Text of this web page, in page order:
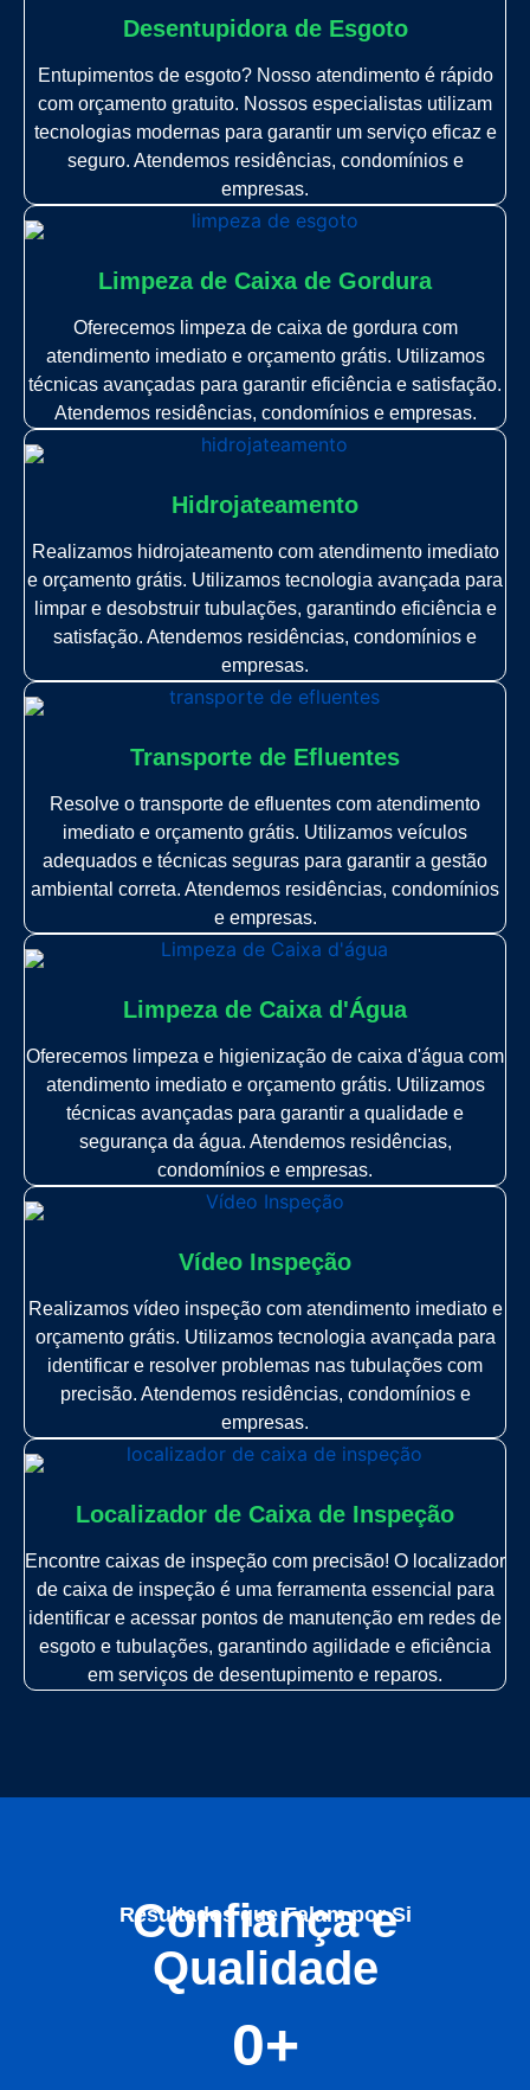
Desentupidora de Esgoto
Entupimentos de esgoto? Nosso atendimento é rápido
com orçamento gratuito. Nossos especialistas utilizam
tecnologias modernas para garantir um serviço eficaz e
seguro. Atendemos residências, condomínios e
empresas.
Limpeza de Caixa de Gordura
Oferecemos limpeza de caixa de gordura com
atendimento imediato e orçamento grátis. Utilizamos
técnicas avançadas para garantir eficiência e satisfação.
Atendemos residências, condomínios e empresas.
Hidrojateamento
Realizamos hidrojateamento com atendimento imediato
e orçamento grátis. Utilizamos tecnologia avançada para
limpar e desobstruir tubulações, garantindo eficiência e
satisfação. Atendemos residências, condomínios e
empresas.
Transporte de Efluentes
Resolve o transporte de efluentes com atendimento
imediato e orçamento grátis. Utilizamos veículos
adequados e técnicas seguras para garantir a gestão
ambiental correta. Atendemos residências, condomínios
e empresas.
Limpeza de Caixa d'Água
Oferecemos limpeza e higienização de caixa d'água com
atendimento imediato e orçamento grátis. Utilizamos
técnicas avançadas para garantir a qualidade e
segurança da água. Atendemos residências,
condomínios e empresas.
Vídeo Inspeção
Realizamos vídeo inspeção com atendimento imediato e
orçamento grátis. Utilizamos tecnologia avançada para
identificar e resolver problemas nas tubulações com
precisão. Atendemos residências, condomínios e
empresas.
Localizador de Caixa de Inspeção
Encontre caixas de inspeção com precisão! O localizador
de caixa de inspeção é uma ferramenta essencial para
identificar e acessar pontos de manutenção em redes de
esgoto e tubulações, garantindo agilidade e eficiência
em serviços de desentupimento e reparos.
Resultados que Falam por Si
Confiança e
Qualidade
0+